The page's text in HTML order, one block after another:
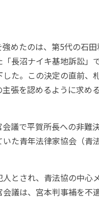
めたのは、第5代の石
長沼ナイキ基地訴訟」
た。この決定の直前、
張を認めるように求め
議で平賀所長への非難
た青年法律家協会（青
とされ、青法協の中心
議は、宮本判事補を不